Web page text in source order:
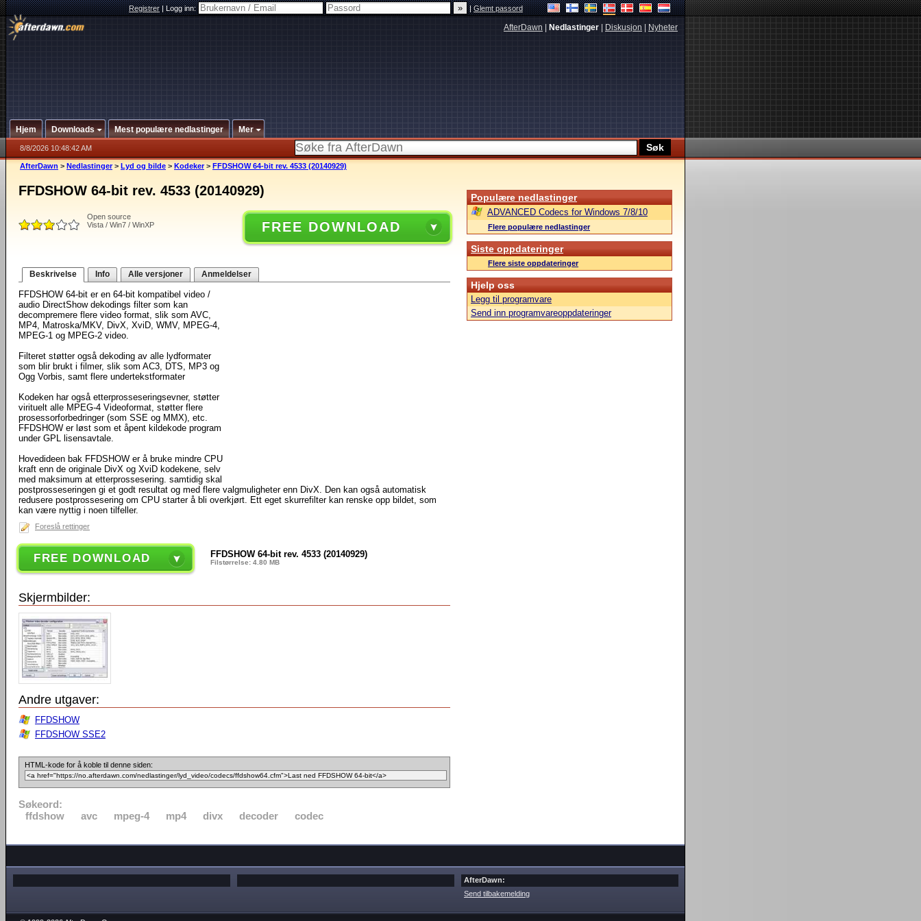
Registrer|Logg inn: |Glemt passord
AfterDawn Nedlastinger Diskusjon Nyheter
Hjem Downloads Mest populære nedlastinger Mer
8/8/2026 10:48:42 AM
AfterDawn > Nedlastinger > Lyd og bilde > Kodeker > FFDSHOW 64-bit rev. 4533 (20140929)
FFDSHOW 64-bit rev. 4533 (20140929)
Open source
Vista / Win7 / WinXP
FREE DOWNLOAD
Beskrivelse Info Alle versjoner Anmeldelser
FFDSHOW 64-bit er en 64-bit kompatibel video /
audio DirectShow dekodings filter som kan
decompremere flere video format, slik som AVC,
MP4, Matroska/MKV, DivX, XviD, WMV, MPEG-4,
MPEG-1 og MPEG-2 video.
Filteret støtter også dekoding av alle lydformater
som blir brukt i filmer, slik som AC3, DTS, MP3 og
Ogg Vorbis, samt flere undertekstformater
Kodeken har også etterprosseseringsevner, støtter
virituelt alle MPEG-4 Videoformat, støtter flere
prosessorforbedringer (som SSE og MMX), etc.
FFDSHOW er løst som et åpent kildekode program
under GPL lisensavtale.
Hovedideen bak FFDSHOW er å bruke mindre CPU
kraft enn de originale DivX og XviD kodekene, selv
med maksimum at etterprossesering. samtidig skal
postprosseseringen gi et godt resultat og med flere valgmuligheter enn DivX. Den kan også automatisk
redusere postprossesering om CPU starter å bli overkjørt. Ett eget skurrefilter kan renske opp bildet, som
kan være nyttig i noen tilfeller.
Foreslå rettinger
FREE DOWNLOAD FFDSHOW 64-bit rev. 4533 (20140929)
Filstørrelse: 4.80 MB
Skjermbilder:
Andre utgaver:
FFDSHOW
FFDSHOW SSE2
HTML-kode for å koble til denne siden:
Søkeord:
ffdshow
avc mpeg-4 mp4 divx decoder codec
Populære nedlastinger
ADVANCED Codecs for Windows 7/8/10
Flere populære nedlastinger
Siste oppdateringer
Flere siste oppdateringer
Hjelp oss
Legg til programvare
Send inn programvareoppdateringer
AfterDawn:
Send tilbakemelding